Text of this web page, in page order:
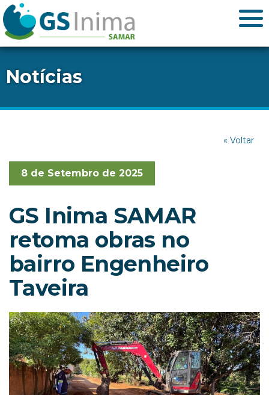
Notícias
« Voltar
8 de Setembro de 2025
GS Inima SAMAR
retoma obras no
bairro Engenheiro
Taveira